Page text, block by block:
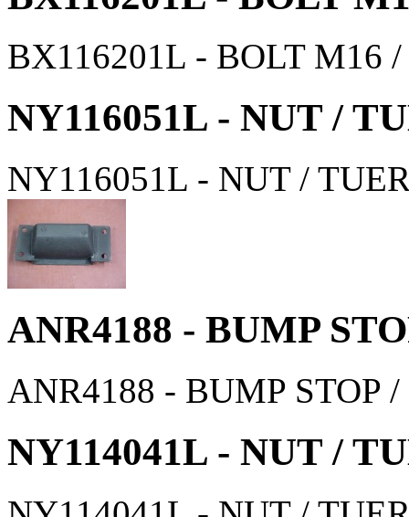
BX116201L - BOLT M16
NY116051L - NUT /
NY116051L - NUT /
ANR4188 - BUMP
ANR4188 - BUMP STOP
NY114041L - NUT /